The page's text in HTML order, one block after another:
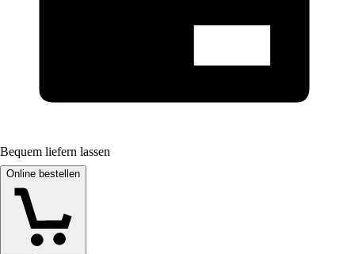
Bequem liefern lassen
Online bestellen